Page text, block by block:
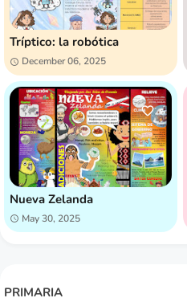
Tríptico: la robótica
December 06, 2025
Nueva Zelanda
May 30, 2025
PRIMARIA